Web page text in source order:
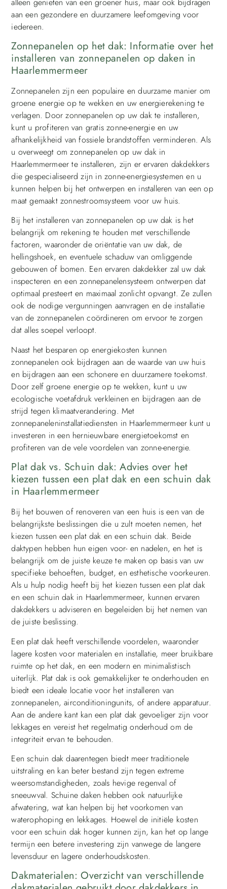
aan een gezondere en duurzamere leefomgeving voor
iedereen.
Zonnepanelen op het dak: Informatie over het
installeren van zonnepanelen op daken in
Haarlemmermeer
Zonnepanelen zijn een populaire en duurzame manier om
groene energie op te wekken en uw energierekening te
verlagen. Door zonnepanelen op uw dak te installeren,
kunt u profiteren van gratis zonne-energie en uw
afhankelijkheid van fossiele brandstoffen verminderen. Als
u overweegt om zonnepanelen op uw dak in
Haarlemmermeer te installeren, zijn er ervaren dakdekkers
die gespecialiseerd zijn in zonne-energiesystemen en u
kunnen helpen bij het ontwerpen en installeren van een op
maat gemaakt zonnestroomsysteem voor uw huis.
Bij het installeren van zonnepanelen op uw dak is het
belangrijk om rekening te houden met verschillende
factoren, waaronder de oriëntatie van uw dak, de
hellingshoek, en eventuele schaduw van omliggende
gebouwen of bomen. Een ervaren dakdekker zal uw dak
inspecteren en een zonnepanelensysteem ontwerpen dat
optimaal presteert en maximaal zonlicht opvangt. Ze zullen
ook de nodige vergunningen aanvragen en de installatie
van de zonnepanelen coördineren om ervoor te zorgen
dat alles soepel verloopt.
Naast het besparen op energiekosten kunnen
zonnepanelen ook bijdragen aan de waarde van uw huis
en bijdragen aan een schonere en duurzamere toekomst.
Door zelf groene energie op te wekken, kunt u uw
ecologische voetafdruk verkleinen en bijdragen aan de
strijd tegen klimaatverandering. Met
zonnepaneleninstallatiediensten in Haarlemmermeer kunt u
investeren in een hernieuwbare energietoekomst en
profiteren van de vele voordelen van zonne-energie.
Plat dak vs. Schuin dak: Advies over het
kiezen tussen een plat dak en een schuin dak
in Haarlemmermeer
Bij het bouwen of renoveren van een huis is een van de
belangrijkste beslissingen die u zult moeten nemen, het
kiezen tussen een plat dak en een schuin dak. Beide
daktypen hebben hun eigen voor- en nadelen, en het is
belangrijk om de juiste keuze te maken op basis van uw
specifieke behoeften, budget, en esthetische voorkeuren.
Als u hulp nodig heeft bij het kiezen tussen een plat dak
en een schuin dak in Haarlemmermeer, kunnen ervaren
dakdekkers u adviseren en begeleiden bij het nemen van
de juiste beslissing.
Een plat dak heeft verschillende voordelen, waaronder
lagere kosten voor materialen en installatie, meer bruikbare
ruimte op het dak, en een modern en minimalistisch
uiterlijk. Plat dak is ook gemakkelijker te onderhouden en
biedt een ideale locatie voor het installeren van
zonnepanelen, airconditioningunits, of andere apparatuur.
Aan de andere kant kan een plat dak gevoeliger zijn voor
lekkages en vereist het regelmatig onderhoud om de
integriteit ervan te behouden.
Een schuin dak daarentegen biedt meer traditionele
uitstraling en kan beter bestand zijn tegen extreme
weersomstandigheden, zoals hevige regenval of
sneeuwval. Schuine daken hebben ook natuurlijke
afwatering, wat kan helpen bij het voorkomen van
waterophoping en lekkages. Hoewel de initiële kosten
voor een schuin dak hoger kunnen zijn, kan het op lange
termijn een betere investering zijn vanwege de langere
levensduur en lagere onderhoudskosten.
Dakmaterialen: Overzicht van verschillende